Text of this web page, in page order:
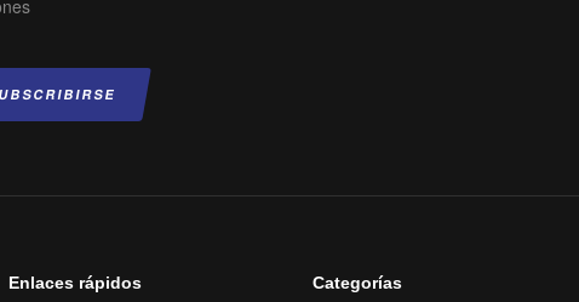
Enlaces rápidos Categorías